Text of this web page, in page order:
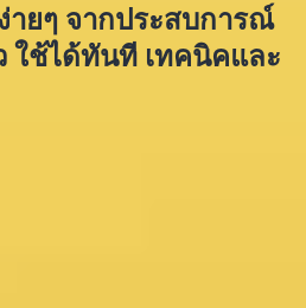
ายๆ จากประสบการณ์
ใช้ได้ทันที เทคนิคและ